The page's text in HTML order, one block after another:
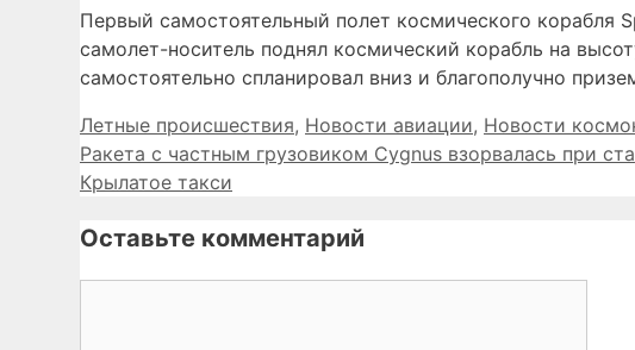
Первый самостоятельный полет космического корабля
самолет-носитель поднял космический корабль на
самостоятельно спланировал вниз и благополучно
Рубрики
Летные происшествия, Новости авиации, Новости
Ракета с частным грузовиком Cygnus взорвалась при
Крылатое такси
Оставьте комментарий